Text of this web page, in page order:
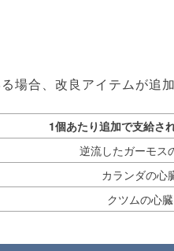
場合、改良アイテムが追加
1個あたり追加で支給さ
逆流したガーモス
カランダの心
クツムの心臓